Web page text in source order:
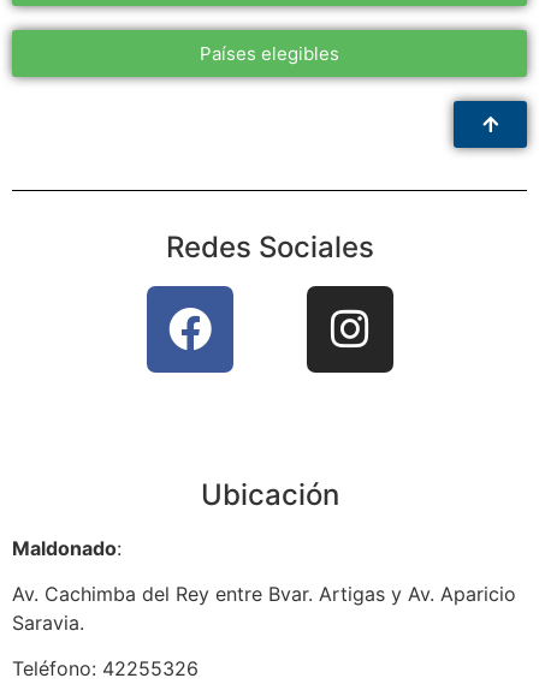
Países elegibles
Redes Sociales
Ubicación
Maldonado:
Av. Cachimba del Rey entre Bvar. Artigas y Av. Aparicio
Saravia.
Teléfono: 42255326